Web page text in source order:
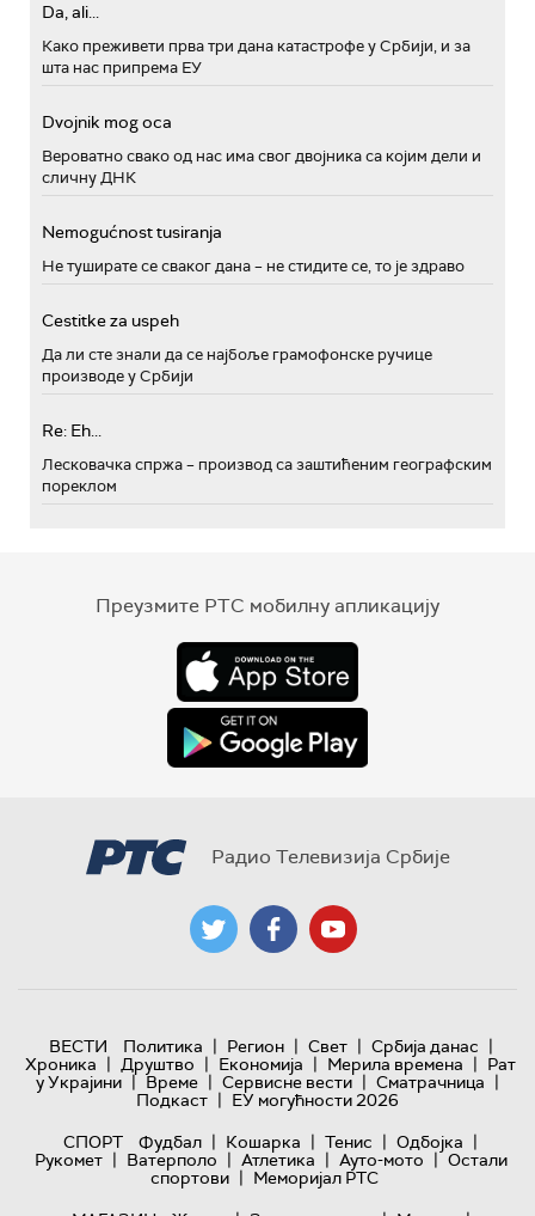
Da, ali...
Како преживети прва три дана катастрофе у Србији, и за
шта нас припрема ЕУ
Dvojnik mog oca
Вероватно свако од нас има свог двојника са којим дели и
сличну ДНК
Nemogućnost tusiranja
Не туширате се сваког дана – не стидите се, то је здраво
Cestitke za uspeh
Да ли сте знали да се најбоље грамофонске ручице
производе у Србији
Re: Eh...
Лесковачка спржа – производ са заштићеним географским
пореклом
Преузмите РТС мобилну апликацију
Радио Телевизија Србије
ВЕСТИ Политика | Регион | Свет | Србија данас |
Хроника | Друштво | Економија | Мерила времена | Рат
у Украјини | Време | Сервисне вести | Сматрачница |
Подкаст | ЕУ могућности 2026
СПОРТ
Фудбал | Кошарка | Тенис | Одбојка |
Рукомет | Ватерполо | Атлетика | Ауто-мото | Остали
спортови | Меморијал РТС